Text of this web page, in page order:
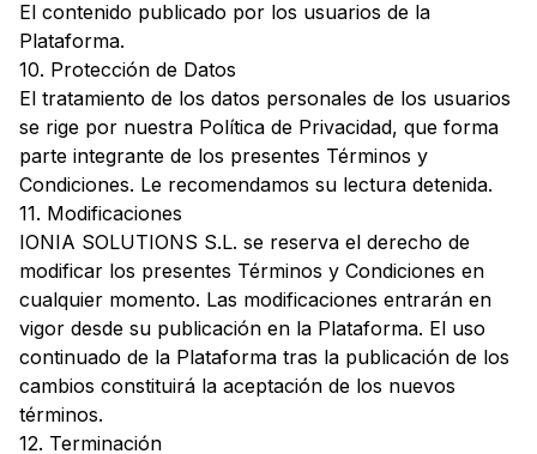
El contenido publicado por los usuarios de la
Plataforma.
10. Protección de Datos
El tratamiento de los datos personales de los usuarios
se rige por nuestra Política de Privacidad, que forma
parte integrante de los presentes Términos y
Condiciones. Le recomendamos su lectura detenida.
11. Modificaciones
IONIA SOLUTIONS S.L. se reserva el derecho de
modificar los presentes Términos y Condiciones en
cualquier momento. Las modificaciones entrarán en
vigor desde su publicación en la Plataforma. El uso
continuado de la Plataforma tras la publicación de los
cambios constituirá la aceptación de los nuevos
términos.
12. Terminación